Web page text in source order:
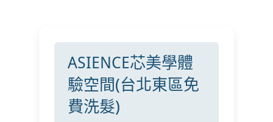
ASIENCE芯美學體
驗空間(台北東區免
費洗髮)